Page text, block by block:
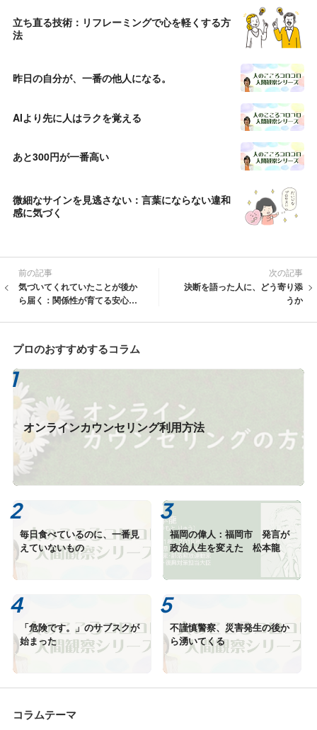
立ち直る技術：リフレーミングで心を軽くする方
法
昨日の自分が、一番の他人になる。
AIより先に人はラクを覚える
あと300円が一番高い
微細なサインを見逃さない：言葉にならない違和
感に気づく
前の記事
気づいてくれていたことが後か
ら届く：関係性が育てる安心の
次の記事
決断を語った人に、どう寄り添
うか
プロのおすすめするコラム
オンラインカウンセリング利用方法
毎日食べているのに、一番見
えていないもの
福岡の偉人：福岡市 発言が
政治人生を変えた 松本龍
「危険です。」のサブスクが
始まった
不謹慎警察、災害発生の後か
ら湧いてくる
コラムテーマ